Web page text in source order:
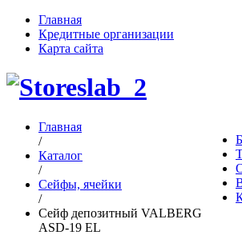
Главная
Кредитные организации
Карта сайта
Главная
/
Каталог
/
Сейфы, ячейки
/
Сейф депозитный VALBERG
ASD-19 EL